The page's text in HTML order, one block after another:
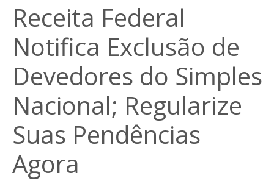
Receita Federal
Notifica Exclusão de
Devedores do Simples
Nacional; Regularize
Suas Pendências
Agora